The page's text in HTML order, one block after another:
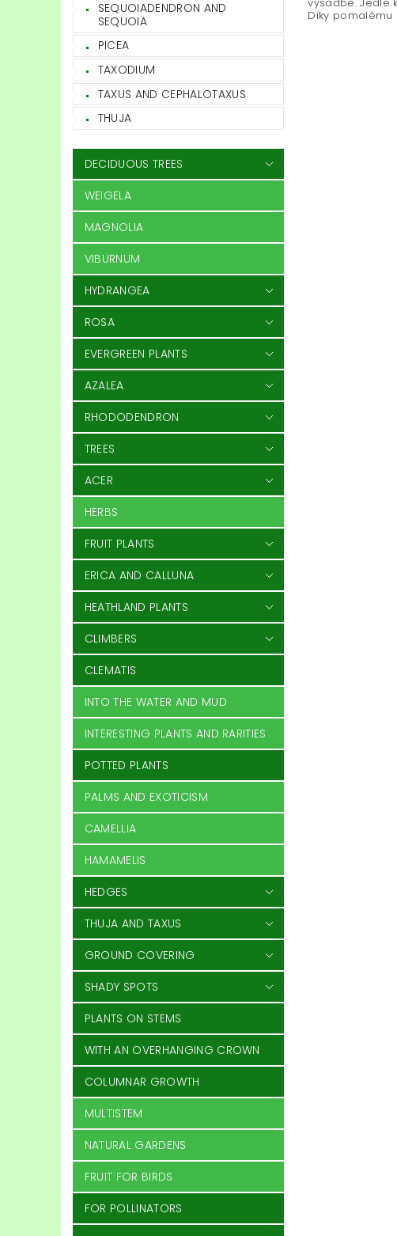
SEQUOIADENDRON AND
SEQUOIA
PICEA
TAXODIUM
TAXUS AND CEPHALOTAXUS
THUJA
DECIDUOUS TREES
WEIGELA
MAGNOLIA
VIBURNUM
HYDRANGEA
ROSA
EVERGREEN PLANTS
AZALEA
RHODODENDRON
TREES
ACER
HERBS
FRUIT PLANTS
ERICA AND CALLUNA
HEATHLAND PLANTS
CLIMBERS
CLEMATIS
INTO THE WATER AND MUD
INTERESTING PLANTS AND RARITIES
POTTED PLANTS
PALMS AND EXOTICISM
CAMELLIA
HAMAMELIS
HEDGES
THUJA AND TAXUS
GROUND COVERING
SHADY SPOTS
PLANTS ON STEMS
WITH AN OVERHANGING CROWN
COLUMNAR GROWTH
MULTISTEM
NATURAL GARDENS
FRUIT FOR BIRDS
FOR POLLINATORS
výsadbě. Jedle
Díky